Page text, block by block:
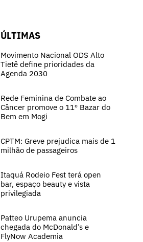
ÚLTIMAS
Movimento Nacional ODS Alto
Tietê define prioridades da
Agenda 2030
Rede Feminina de Combate ao
Câncer promove o 11º Bazar do
Bem em Mogi
CPTM: Greve prejudica mais de 1
milhão de passageiros
Itaquá Rodeio Fest terá open
bar, espaço beauty e vista
privilegiada
Patteo Urupema anuncia
chegada do McDonald’s e
FlyNow Academia